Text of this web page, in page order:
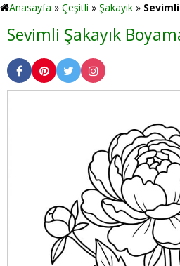
Anasayfa » Çeşitli » Şakayık »
Sevimli Şakayık